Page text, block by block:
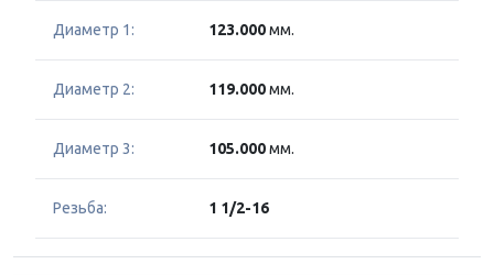
Диаметр 1: 123.000мм.
Диаметр 2: 119.000мм.
Диаметр 3: 105.000мм.
Резьба: 1 1/2-16